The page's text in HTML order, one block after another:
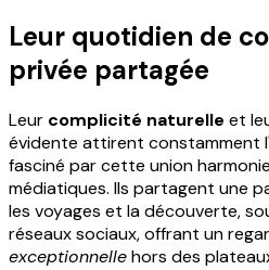
Leur quotidien de
privée partagée
Leur complicité naturelle et
évidente attirent constamment
fasciné par cette union
médiatiques. Ils partagent une
les voyages et la découverte,
réseaux sociaux, offrant un
exceptionnellehors des